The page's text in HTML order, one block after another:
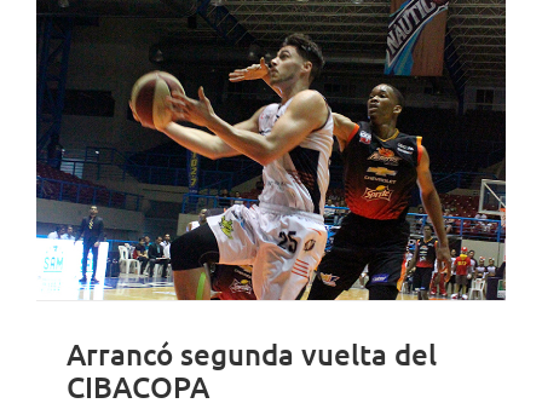
Arrancó segunda vuelta del
CIBACOPA